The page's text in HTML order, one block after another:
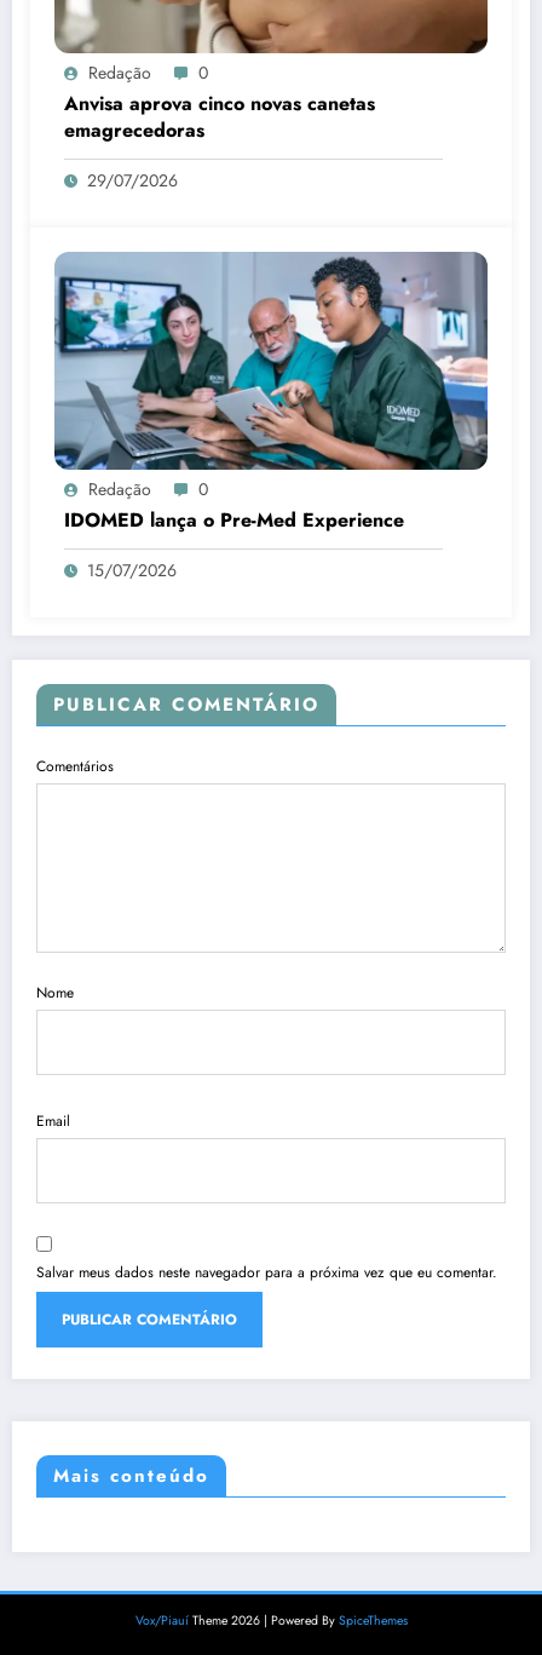
Redação 0
Anvisa aprova cinco novas canetas
emagrecedoras
29/07/2026
Redação 0
IDOMED lança o Pre-Med Experience
15/07/2026
PUBLICAR COMENTÁRIO
Comentários
Nome
Email
Salvar meus dados neste navegador para a próxima vez que eu comentar.
Mais conteúdo
Vox/Piauí Theme 2026 | Powered By SpiceThemes